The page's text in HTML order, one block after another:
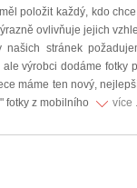
položit každý, kdo
ovlivňuje jejich
našich stránek
ale výrobci dodáme fotky
máme ten nový,
fotky z mobilního
více